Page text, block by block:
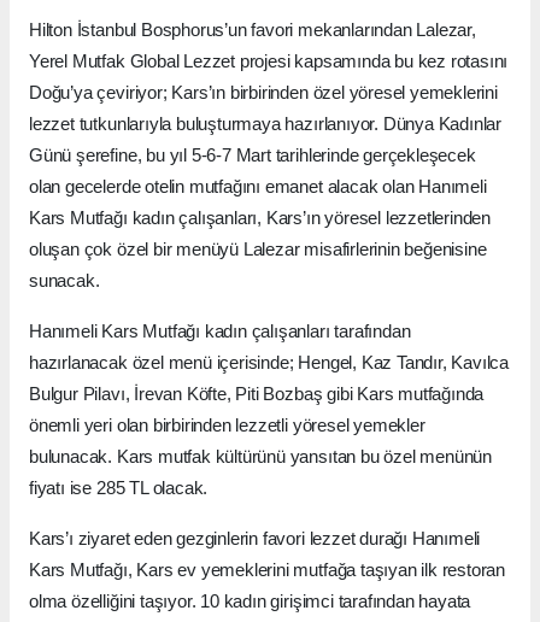
Hilton İstanbul Bosphorus’un favori mekanlarından Lalezar,
Yerel Mutfak Global Lezzet projesi kapsamında bu kez rotasını
Doğu’ya çeviriyor; Kars’ın birbirinden özel yöresel yemeklerini
lezzet tutkunlarıyla buluşturmaya hazırlanıyor. Dünya Kadınlar
Günü şerefine, bu yıl 5-6-7 Mart tarihlerinde gerçekleşecek
olan gecelerde otelin mutfağını emanet alacak olan Hanımeli
Kars Mutfağı kadın çalışanları, Kars’ın yöresel lezzetlerinden
oluşan çok özel bir menüyü Lalezar misafirlerinin beğenisine
sunacak.
Hanımeli Kars Mutfağı kadın çalışanları tarafından
hazırlanacak özel menü içerisinde; Hengel, Kaz Tandır, Kavılca
Bulgur Pilavı, İrevan Köfte, Piti Bozbaş gibi Kars mutfağında
önemli yeri olan birbirinden lezzetli yöresel yemekler
bulunacak. Kars mutfak kültürünü yansıtan bu özel menünün
fiyatı ise 285 TL olacak.
Kars’ı ziyaret eden gezginlerin favori lezzet durağı Hanımeli
Kars Mutfağı, Kars ev yemeklerini mutfağa taşıyan ilk restoran
olma özelliğini taşıyor. 10 kadın girişimci tarafından hayata